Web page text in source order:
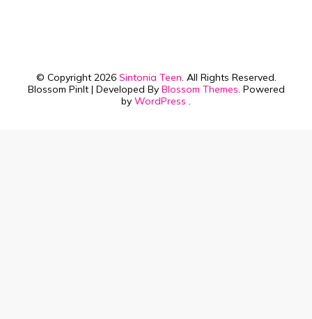
© Copyright 2026 Sintonia Teen. All Rights Reserved.
Blossom PinIt | Developed By Blossom Themes. Powered
by WordPress .